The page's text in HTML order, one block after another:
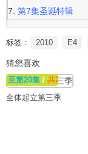
第7集圣诞特辑
标签： 2010 E4
猜您喜欢
至第20集 / 共20集
全体起立第三季